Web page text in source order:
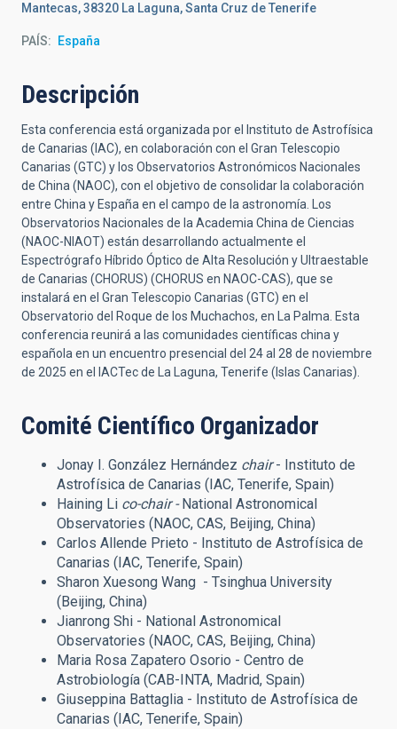
Mantecas, 38320 La Laguna, Santa Cruz de Tenerife
PAÍS España
Descripción
Esta conferencia está organizada por el Instituto de Astrofísica
de Canarias (IAC), en colaboración con el Gran Telescopio
Canarias (GTC) y los Observatorios Astronómicos Nacionales
de China (NAOC), con el objetivo de consolidar la colaboración
entre China y España en el campo de la astronomía. Los
Observatorios Nacionales de la Academia China de Ciencias
(NAOC-NIAOT) están desarrollando actualmente el
Espectrógrafo Híbrido Óptico de Alta Resolución y Ultraestable
de Canarias (CHORUS) (CHORUS en NAOC-CAS), que se
instalará en el Gran Telescopio Canarias (GTC) en el
Observatorio del Roque de los Muchachos, en La Palma. Esta
conferencia reunirá a las comunidades científicas china y
española en un encuentro presencial del 24 al 28 de noviembre
de 2025 en el IACTec de La Laguna, Tenerife (Islas Canarias).
Comité Científico Organizador
Jonay I. González Hernández chair- Instituto de
Astrofísica de Canarias (IAC, Tenerife, Spain)
Haining Li co-chair - National Astronomical
Observatories (NAOC, CAS, Beijing, China)
Carlos Allende Prieto - Instituto de Astrofísica de
Canarias (IAC, Tenerife, Spain)
Sharon Xuesong Wang - Tsinghua University
(Beijing, China)
Jianrong Shi - National Astronomical
Observatories (NAOC, CAS, Beijing, China)
Maria Rosa Zapatero Osorio - Centro de
Astrobiología (CAB-INTA, Madrid, Spain)
Giuseppina Battaglia - Instituto de Astrofísica de
Canarias (IAC, Tenerife, Spain)